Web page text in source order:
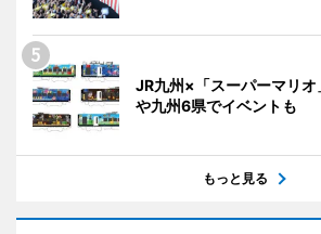
JR九州×「スーパーマリ
や九州6県でイベントも
もっと見る